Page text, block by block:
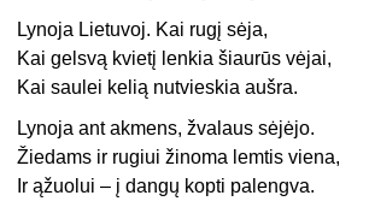
Lynoja Lietuvoj. Kai rugį sėja,
Kai gelsvą kvietį lenkia šiaurūs vėjai,
Kai saulei kelią nutvieskia aušra.
Lynoja ant akmens, žvalaus sėjėjo.
Žiedams ir rugiui žinoma lemtis viena,
Ir ąžuolui – į dangų kopti palengva.